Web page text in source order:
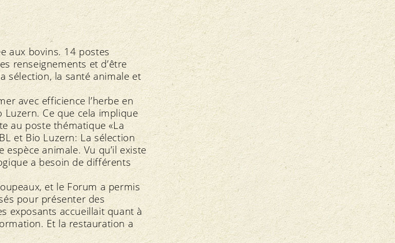
aux bovins. 14 postes
renseignements et d’être
sélection, la santé animale et
avec efficience l’herbe en
Luzern. Ce que cela implique
au poste thématique «La
et Bio Luzern: La sélection
animale. Vu qu’il existe
a besoin de différents
et le Forum a permis
pour présenter des
exposants accueillait quant à
Et la restauration a